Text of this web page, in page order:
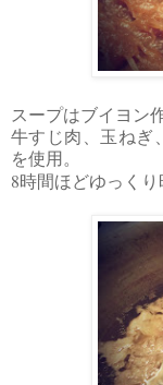
スープはブイヨン
牛すじ肉、玉ねぎ
を使用。
8時間ほどゆっくり